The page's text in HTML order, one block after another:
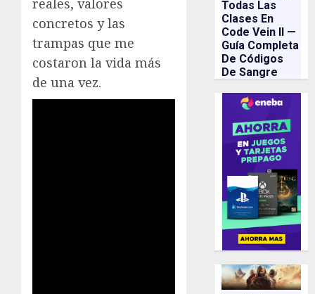
reales, valores
concretos y las
trampas que me
costaron la vida más
de una vez.
Todas Las
Clases En
Code Vein II —
Guía Completa
De Códigos
De Sangre